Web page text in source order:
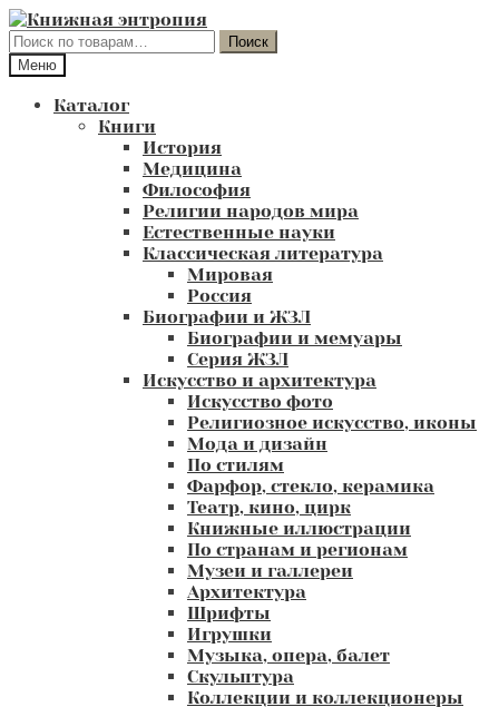
Перейти
к
навигации
Перейти
к
содержимому
Искать:
Поиск
Меню
Каталог
Книги
История
Медицина
Философия
Религии народов мира
Естественные науки
Классическая литература
Мировая
Россия
Биографии и ЖЗЛ
Биографии и мемуары
Серия ЖЗЛ
Искусство и архитектура
Искусство фото
Религиозное искусство, иконы
Мода и дизайн
По стилям
Фарфор, стекло, керамика
Театр, кино, цирк
Книжные иллюстрации
По странам и регионам
Музеи и галлереи
Архитектура
Шрифты
Игрушки
Музыка, опера, балет
Скульптура
Коллекции и коллекционеры